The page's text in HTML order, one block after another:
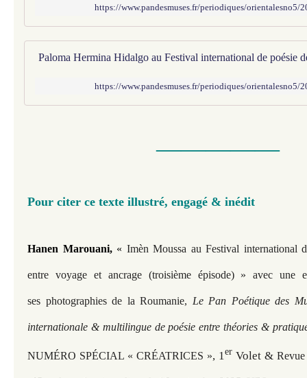
https://www.pandesmuses.fr/periodiques/orientalesno5/
https://www.pandesmuses.fr/periodiques/orientalesno5/
—————​​​
Pour citer ce texte illustré, engagé & inédit
Hanen Marouani, « Imèn Moussa au Festival international
entre voyage et ancrage (troisième épisode) » avec une
ses photographies de la Roumanie, Le Pan Poétique des
internationale & multilingue de poésie entre théories &
NUMÉRO SPÉCIAL « CRÉATRICES », 1er Volet &